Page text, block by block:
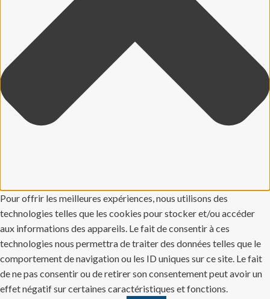
Pour offrir les meilleures expériences, nous utilisons des
technologies telles que les cookies pour stocker et/ou accéder
aux informations des appareils. Le fait de consentir à ces
technologies nous permettra de traiter des données telles que le
comportement de navigation ou les ID uniques sur ce site. Le fait
de ne pas consentir ou de retirer son consentement peut avoir un
effet négatif sur certaines caractéristiques et fonctions.